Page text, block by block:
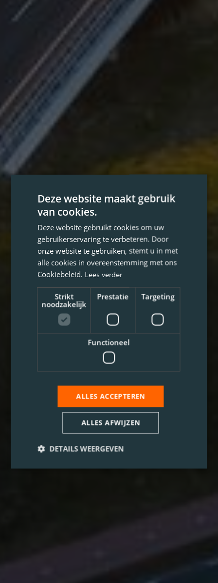
Deze website maakt gebruik
van cookies.
Deze website gebruikt cookies om uw
gebruikerservaring te verbeteren. Door
onze website te gebruiken, stemt u in met
alle cookies in overeenstemming met ons
Cookiebeleid. Lees verder
Strikt
noodzakelijk
Prestatie Targeting
Functioneel
ALLES ACCEPTEREN
ALLES AFWIJZEN
DETAILS WEERGEVEN